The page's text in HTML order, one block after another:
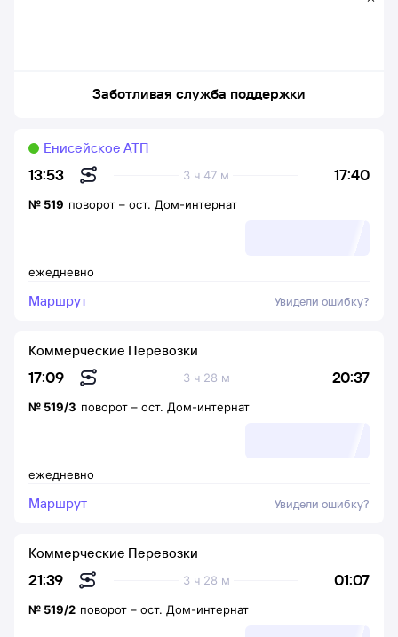
Заботливая служба поддержки
13:53 17:40
3 ч 47 м
Енисейское АТП
ежедневно
№ 519 поворот – ост. Дом-интернат
Маршрут Увидели ошибку?
17:09 20:37
3 ч 28 м
Коммерческие Перевозки
ежедневно
№ 519/3 поворот – ост. Дом-интернат
Маршрут Увидели ошибку?
21:39 01:07
3 ч 28 м
Коммерческие Перевозки
№ 519/2 поворот – ост. Дом-интернат